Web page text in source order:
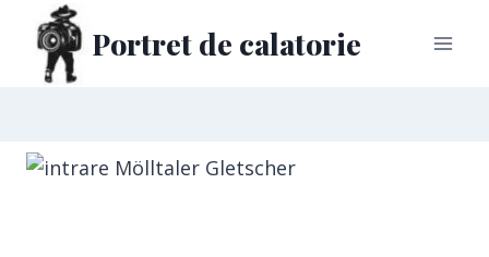
Portret de calatorie